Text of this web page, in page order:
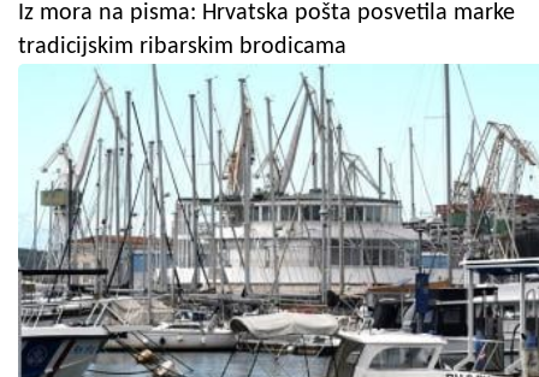
Iz mora na pisma: Hrvatska pošta posvetila marke
tradicijskim ribarskim brodicama